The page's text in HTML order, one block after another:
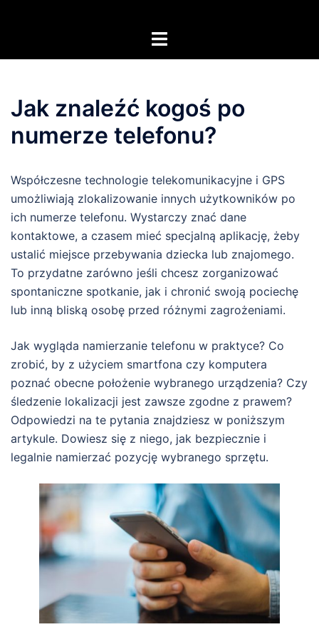
Przełącz
Jak znaleźć kogoś po
numerze telefonu?
Współczesne technologie telekomunikacyjne i GPS
umożliwiają zlokalizowanie innych użytkowników po
ich numerze telefonu. Wystarczy znać dane
kontaktowe, a czasem mieć specjalną aplikację, żeby
ustalić miejsce przebywania dziecka lub znajomego.
To przydatne zarówno jeśli chcesz zorganizować
spontaniczne spotkanie, jak i chronić swoją pociechę
lub inną bliską osobę przed różnymi zagrożeniami.
Jak wygląda namierzanie telefonu w praktyce? Co
zrobić, by z użyciem smartfona czy komputera
poznać obecne położenie wybranego urządzenia? Czy
śledzenie lokalizacji jest zawsze zgodne z prawem?
Odpowiedzi na te pytania znajdziesz w poniższym
artykule. Dowiesz się z niego, jak bezpiecznie i
legalnie namierzać pozycję wybranego sprzętu.